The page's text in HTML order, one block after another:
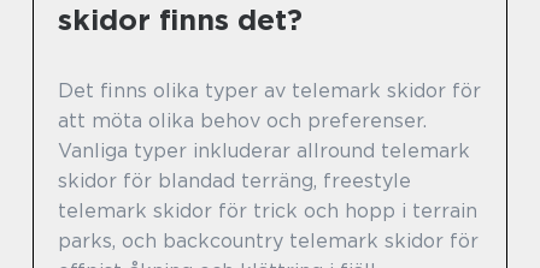
skidor finns det?
Det finns olika typer av telemark skidor för
att möta olika behov och preferenser.
Vanliga typer inkluderar allround telemark
skidor för blandad terräng, freestyle
telemark skidor för trick och hopp i terrain
parks, och backcountry telemark skidor för